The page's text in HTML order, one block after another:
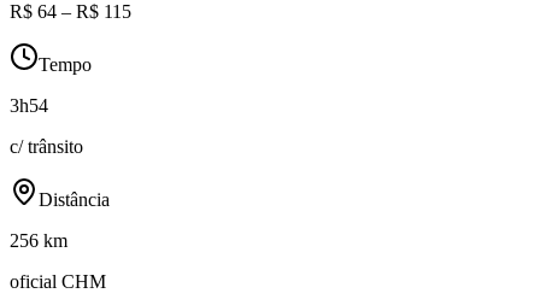
R$ 64 – R$ 115
Tempo
3h54
c/ trânsito
Distância
256 km
oficial CHM